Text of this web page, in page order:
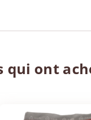
qui ont